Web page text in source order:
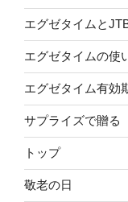
エグゼタイムと
エグゼタイムの使
エグゼタイム有効
サプライズで贈る
トップ
敬老の日